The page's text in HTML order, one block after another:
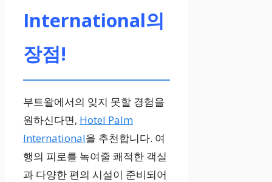
International의
장점!
부트왈에서의 잊지 못할 경험을
원하신다면, Hotel Palm
International을 추천합니다. 여
행의 피로를 녹여줄 쾌적한 객실
과 다양한 편의 시설이 준비되어